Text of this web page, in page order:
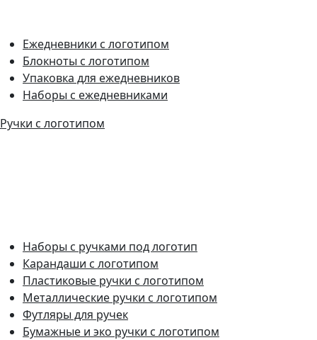
Ежедневники с логотипом
Блокноты с логотипом
Упаковка для ежедневников
Наборы с ежедневниками
Ручки с логотипом
Наборы с ручками под логотип
Карандаши с логотипом
Пластиковые ручки с логотипом
Металлические ручки с логотипом
Футляры для ручек
Бумажные и эко ручки с логотипом